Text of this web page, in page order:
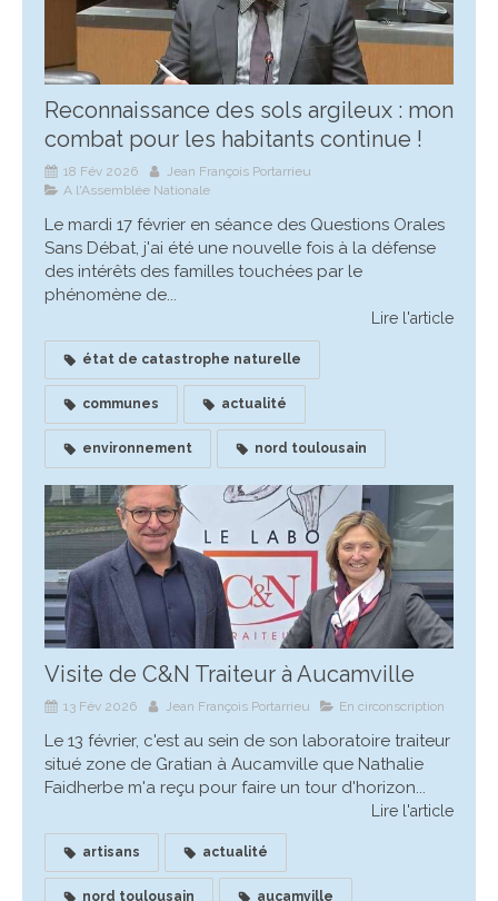
Reconnaissance des sols argileux : mon
combat pour les habitants continue !
18 Fév 2026
Jean François Portarrieu
A l'Assemblée Nationale
Le mardi 17 février en séance des Questions Orales
Sans Débat, j'ai été une nouvelle fois à la défense
des intérêts des familles touchées par le
phénomène de...
Lire l'article
état de catastrophe naturelle
communes actualité
environnement nord toulousain
Visite de C&N Traiteur à Aucamville
13 Fév 2026 Jean François Portarrieu En circonscription
Le 13 février, c'est au sein de son laboratoire traiteur
situé zone de Gratian à Aucamville que Nathalie
Faidherbe m'a reçu pour faire un tour d'horizon...
Lire l'article
artisans actualité
nord toulousain aucamville